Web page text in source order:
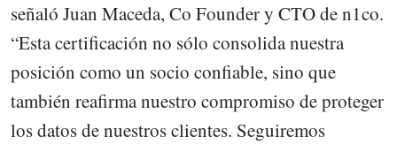
señaló Juan Maceda, Co Founder y CTO de n1co.
“Esta certificación no sólo consolida nuestra
posición como un socio confiable, sino que
también reafirma nuestro compromiso de proteger
los datos de nuestros clientes. Seguiremos